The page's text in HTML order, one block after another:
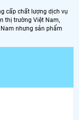
cấp chất lượng dịch vụ
thị trường Việt Nam,
nhưng sản phẩm